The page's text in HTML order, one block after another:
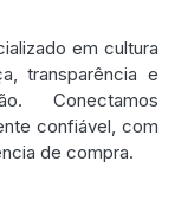
em cultura
transparência e
Conectamos
confiável, com
de compra.